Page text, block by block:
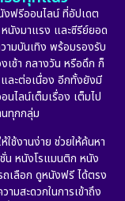
ฟรีออนไลน์ ที่อัปเดต
นังมาแรง และซีรีย์ยอด
ามบันเทิง พร้อมรองรับ
เช้า กลางวัน หรือดึก ก็
และต่อเนื่อง อีกทั้งยังมี
ไลน์เต็มเรื่อง เต็มไป
ทุกกลุ่ม
ช้งานง่าย ช่วยให้ค้นหา
น หนังโรแมนติก หนัง
เลือก ดูหนังฟรี ได้ตรง
มสะดวกในการเข้าถึง